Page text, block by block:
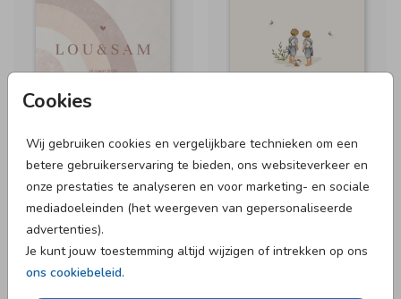
Cookies
Wij gebruiken cookies en vergelijkbare technieken om een
betere gebruikerservaring te bieden, ons websiteverkeer en
onze prestaties te analyseren en voor marketing- en sociale
mediadoeleinden (het weergeven van gepersonaliseerde
advertenties).
Je kunt jouw toestemming altijd wijzigen of intrekken op ons
ons cookiebeleid.